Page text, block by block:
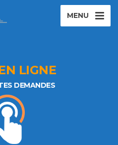
MENU
LIGNE
DEMANDES